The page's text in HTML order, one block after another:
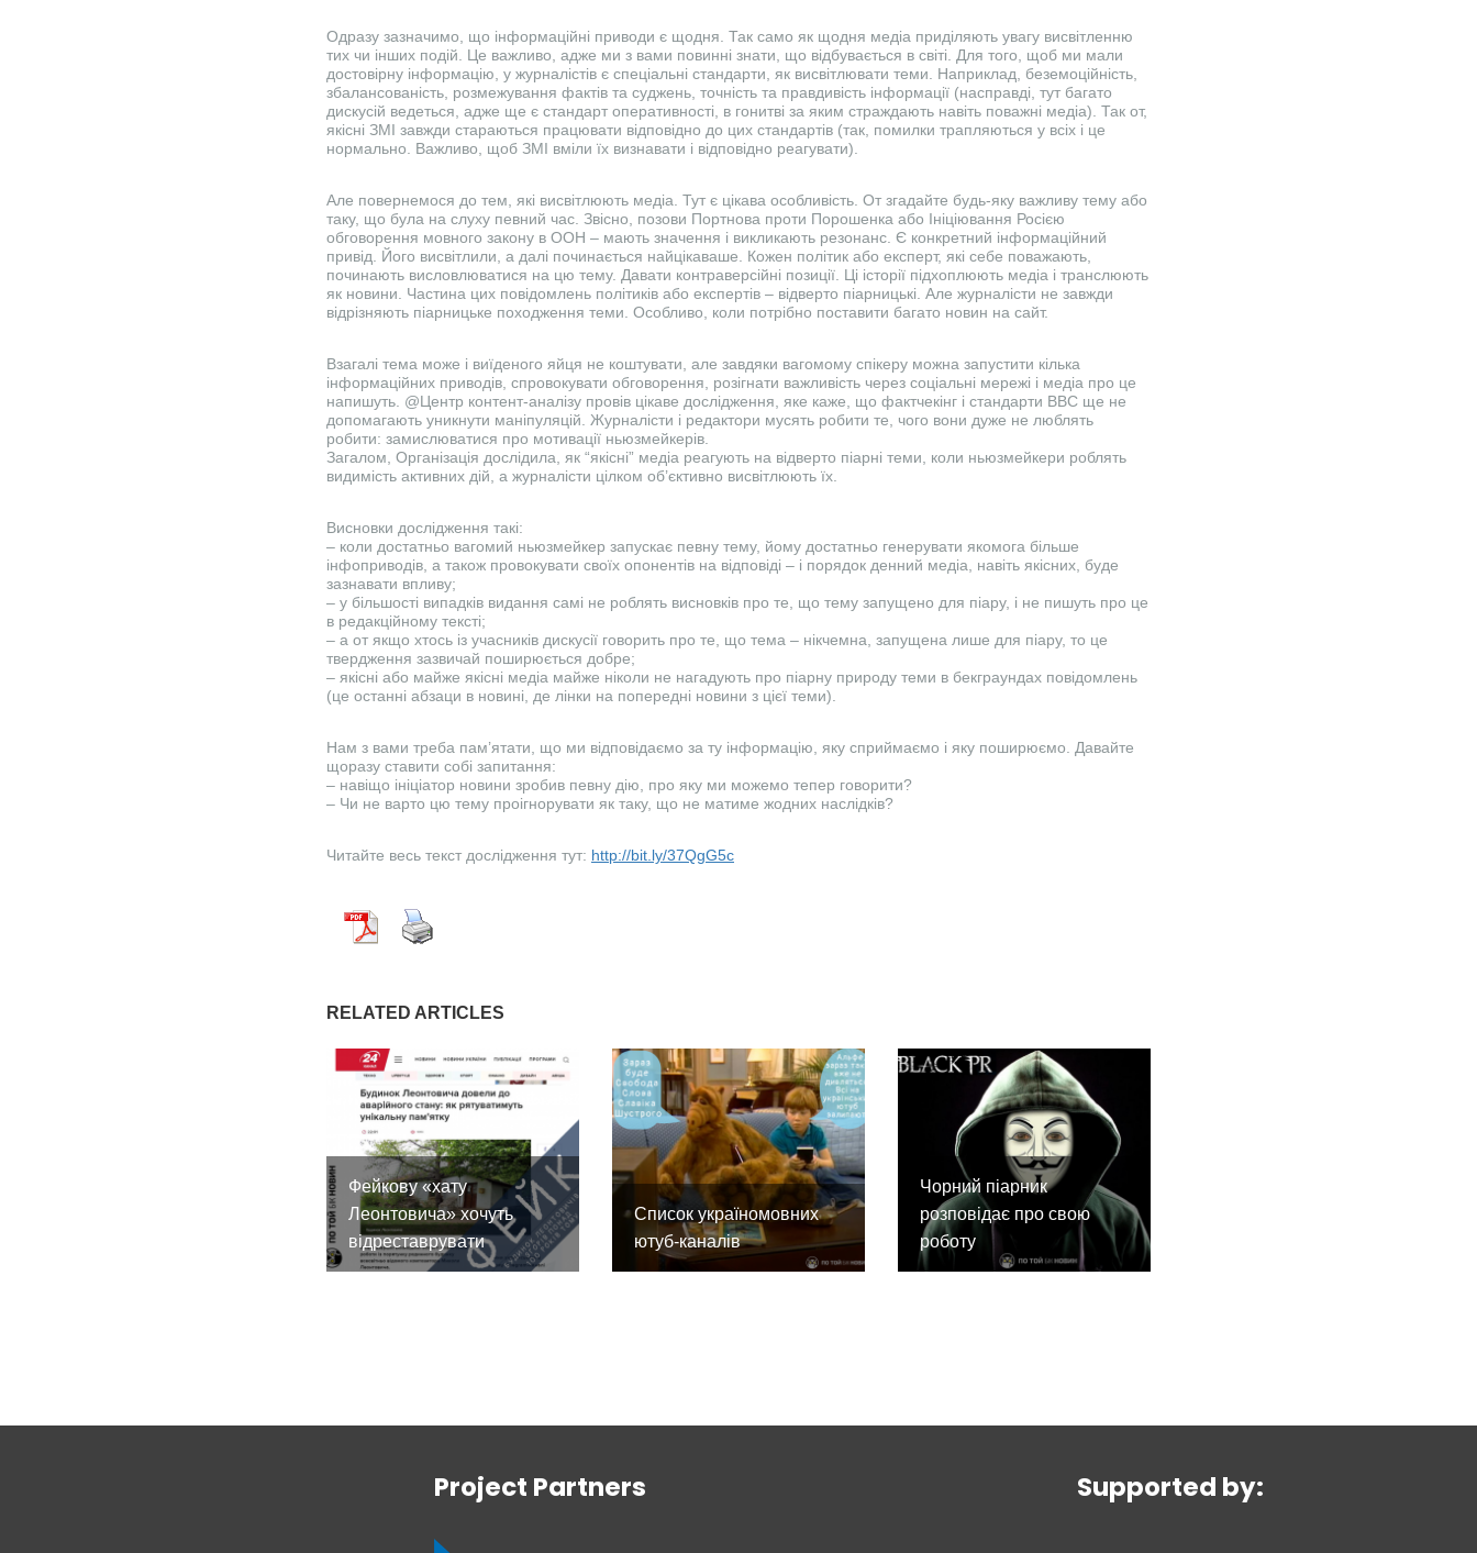
Одразу зазначимо, що інформаційні приводи є щодня. Так само як щодня медіа приділяють увагу висвітленню
тих чи інших подій. Це важливо, адже ми з вами повинні знати, що відбувається в світі. Для того, щоб ми мали
достовірну інформацію, у журналістів є спеціальні стандарти, як висвітлювати теми. Наприклад, беземоційність,
збалансованість, розмежування фактів та суджень, точність та правдивість інформації (насправді, тут багато
дискусій ведеться, адже ще є стандарт оперативності, в гонитві за яким страждають навіть поважні медіа). Так от,
якісні ЗМІ завжди стараються працювати відповідно до цих стандартів (так, помилки трапляються у всіх і це
нормально. Важливо, щоб ЗМІ вміли їх визнавати і відповідно реагувати).
Але повернемося до тем, які висвітлюють медіа. Тут є цікава особливість. От згадайте будь-яку важливу тему або
таку, що була на слуху певний час. Звісно, позови Портнова проти Порошенка або Ініціювання Росією
обговорення мовного закону в ООН – мають значення і викликають резонанс. Є конкретний інформаційний
привід. Його висвітлили, а далі починається найцікаваше. Кожен політик або експерт, які себе поважають,
починають висловлюватися на цю тему. Давати контраверсійні позиції. Ці історії підхоплюють медіа і транслюють
як новини. Частина цих повідомлень політиків або експертів – відверто піарницькі. Але журналісти не завжди
відрізняють піарницьке походження теми. Особливо, коли потрібно поставити багато новин на сайт.
Взагалі тема може і виїденого яйця не коштувати, але завдяки вагомому спікеру можна запустити кілька
інформаційних приводів, спровокувати обговорення, розігнати важливість через соціальні мережі і медіа про це
напишуть. @Центр контент-аналізу провів цікаве дослідження, яке каже, що фактчекінг і стандарти BBC ще не
допомагають уникнути маніпуляцій. Журналісти і редактори мусять робити те, чого вони дуже не люблять
робити: замислюватися про мотивації ньюзмейкерів.
Загалом, Організація дослідила, як “якісні” медіа реагують на відверто піарні теми, коли ньюзмейкери роблять
видимість активних дій, а журналісти цілком об’єктивно висвітлюють їх.
Висновки дослідження такі:
– коли достатньо вагомий ньюзмейкер запускає певну тему, йому достатньо генерувати якомога більше
інфоприводів, а також провокувати своїх опонентів на відповіді – і порядок денний медіа, навіть якісних, буде
зазнавати впливу;
– у більшості випадків видання самі не роблять висновків про те, що тему запущено для піару, і не пишуть про це
в редакційному тексті;
– а от якщо хтось із учасників дискусії говорить про те, що тема – нікчемна, запущена лише для піару, то це
твердження зазвичай поширюється добре;
– якісні або майже якісні медіа майже ніколи не нагадують про піарну природу теми в бекграундах повідомлень
(це останні абзаци в новині, де лінки на попередні новини з цієї теми).
Нам з вами треба пам’ятати, що ми відповідаємо за ту інформацію, яку сприймаємо і яку поширюємо. Давайте
щоразу ставити собі запитання:
– навіщо ініціатор новини зробив певну дію, про яку ми можемо тепер говорити?
– Чи не варто цю тему проігнорувати як таку, що не матиме жодних наслідків?
Читайте весь текст дослідження тут: http://bit.ly/37QgG5c
RELATED ARTICLES
Фейкову «хату
Леонтовича» хочуть
відреставрувати
Список україномовних
ютуб-каналів
Чорний піарник
розповідає про свою
роботу
Project Partners Supported by: